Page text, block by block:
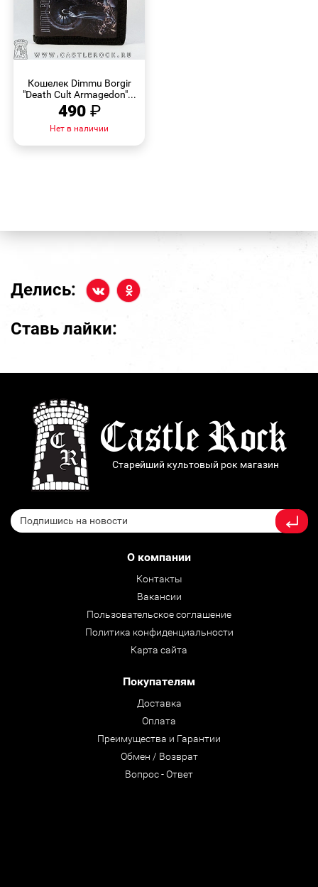
Кошелек Dimmu Borgir
"Death Cult Armagedon"...
490 ₽
Нет в наличии
Делись:
Ставь лайки:
Старейший культовый рок магазин
О компании
Контакты
Вакансии
Пользовательское соглашение
Политика конфиденциальности
Карта сайта
Покупателям
Доставка
Оплата
Преимущества и Гарантии
Обмен / Возврат
Вопрос - Ответ